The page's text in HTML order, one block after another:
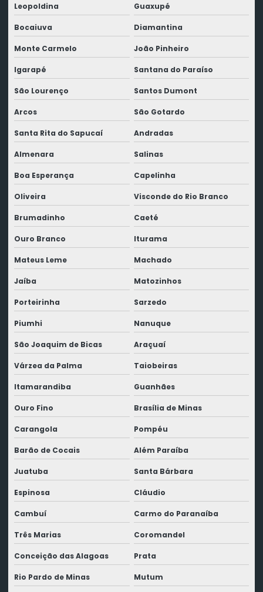
Leopoldina Guaxupé
Bocaiuva Diamantina
Monte Carmelo João Pinheiro
Igarapé Santana do Paraíso
São Lourenço Santos Dumont
Arcos São Gotardo
Santa Rita do Sapucaí Andradas
Almenara Salinas
Boa Esperança Capelinha
Oliveira Visconde do Rio Branco
Brumadinho Caeté
Ouro Branco Iturama
Mateus Leme Machado
Jaíba Matozinhos
Porteirinha Sarzedo
Piumhi Nanuque
São Joaquim de Bicas Araçuaí
Várzea da Palma Taiobeiras
Itamarandiba Guanhães
Ouro Fino Brasília de Minas
Carangola Pompéu
Barão de Cocais Além Paraíba
Juatuba Santa Bárbara
Espinosa Cláudio
Cambuí Carmo do Paranaíba
Três Marias Coromandel
Conceição das Alagoas Prata
Rio Pardo de Minas Mutum